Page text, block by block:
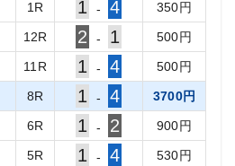
1 R 1 - 4 350円
12R 2 - 1 500円
11 R 1 - 4 500円
8R 1 - 4 3700円
6R 1 - 2 900円
5R 1 - 4 530円